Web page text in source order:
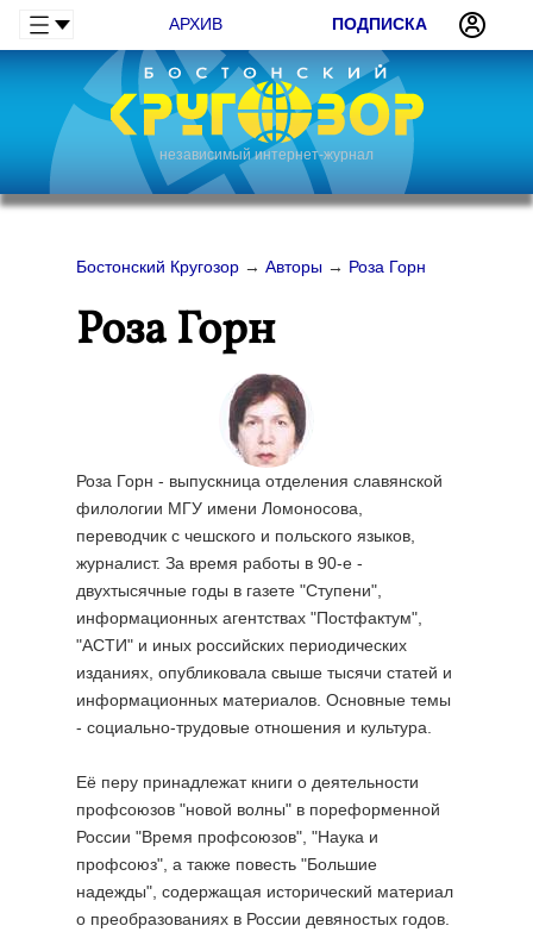
АРХИВ ПОДПИСКА
независимый интернет-журнал
Бостонский Кругозор → Авторы → Роза Горн
Роза Горн
Роза Горн - выпускница отделения славянской
филологии МГУ имени Ломоносова,
переводчик с чешского и польского языков,
журналист. За время работы в 90-е -
двухтысячные годы в газете "Ступени",
информационных агентствах "Постфактум",
"АСТИ" и иных российских периодических
изданиях, опубликовала свыше тысячи статей и
информационных материалов. Основные темы
- социально-трудовые отношения и культура.
Её перу принадлежат книги о деятельности
профсоюзов "новой волны" в пореформенной
России "Время профсоюзов", "Наука и
профсоюз", а также повесть "Большие
надежды", содержащая исторический материал
о преобразованиях в России девяностых годов.